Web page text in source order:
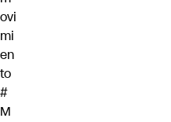
ovi
mi
en
to
#
M